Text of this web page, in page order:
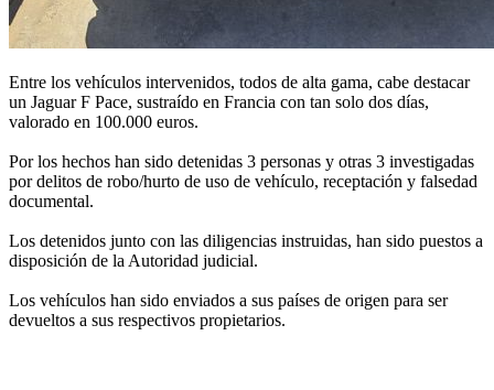
Entre los vehículos intervenidos, todos de alta gama, cabe destacar
un Jaguar F Pace, sustraído en Francia con tan solo dos días,
valorado en 100.000 euros.
Por los hechos han sido detenidas 3 personas y otras 3 investigadas
por delitos de robo/hurto de uso de vehículo, receptación y falsedad
documental.
Los detenidos junto con las diligencias instruidas, han sido puestos a
disposición de la Autoridad judicial.
Los vehículos han sido enviados a sus países de origen para ser
devueltos a sus respectivos propietarios.